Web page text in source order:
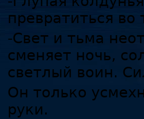
превратиться во
-Свет и тьма
сменяет ночь,
светлый воин.
Он только
руки.